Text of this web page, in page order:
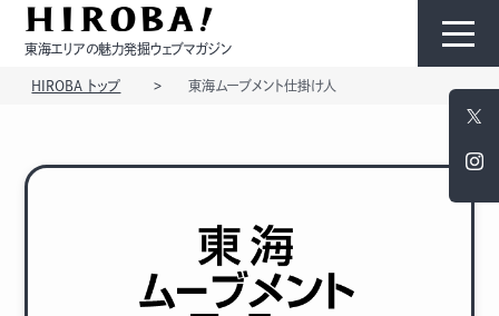
東海エリアの魅力発掘ウェブマガジン
HIROBA トップ 東海ムーブメント仕掛け人